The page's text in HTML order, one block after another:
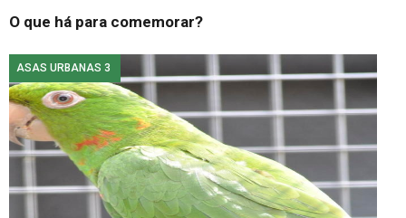
O que há para comemorar?
ASAS URBANAS 3